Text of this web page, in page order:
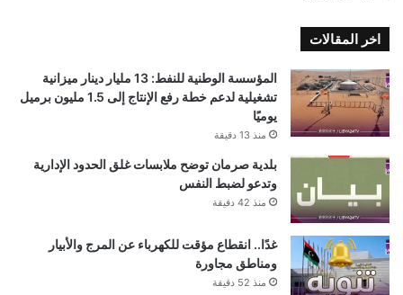
اخر المقالات
المؤسسة الوطنية للنفط: 13 مليار دينار ميزانية
تشغيلية لدعم خطة رفع الإنتاج إلى 1.5 مليون برميل
يوميًا
منذ 13 دقيقة
بلدية صرمان توضح ملابسات غلق الحدود الإدارية
وتدعو لضبط النفس
منذ 42 دقيقة
غدًا.. انقطاع مؤقت للكهرباء عن المرج والأبيار
ومناطق مجاورة
منذ 52 دقيقة